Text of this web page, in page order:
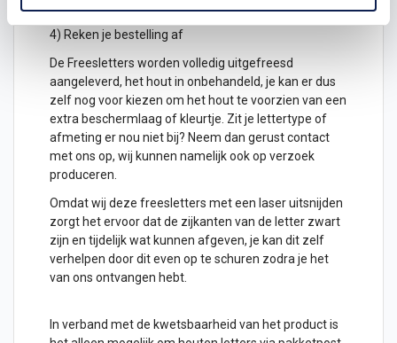
4) Reken je bestelling af
De Freesletters worden volledig uitgefreesd
aangeleverd, het hout in onbehandeld, je kan er dus
zelf nog voor kiezen om het hout te voorzien van een
extra beschermlaag of kleurtje. Zit je lettertype of
afmeting er nou niet bij? Neem dan gerust contact
met ons op, wij kunnen namelijk ook op verzoek
produceren.
Omdat wij deze freesletters met een laser uitsnijden
zorgt het ervoor dat de zijkanten van de letter zwart
zijn en tijdelijk wat kunnen afgeven, je kan dit zelf
verhelpen door dit even op te schuren zodra je het
van ons ontvangen hebt.
In verband met de kwetsbaarheid van het product is